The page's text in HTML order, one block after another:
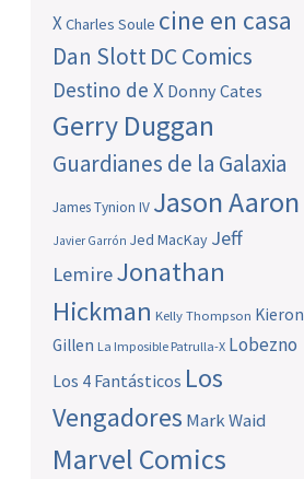
XCharles Soule cine en casa
Dan SlottDC Comics
Destino de X Donny Cates
Gerry Duggan
Guardianes de la Galaxia
James Tynion IV Jason Aaron
Javier Garrón Jed MacKay Jeff
LemireJonathan
Hickman Kelly Thompson Kieron
Gillen La Imposible Patrulla-X Lobezno
Los 4 Fantásticos Los
Vengadores Mark Waid
Marvel Comics